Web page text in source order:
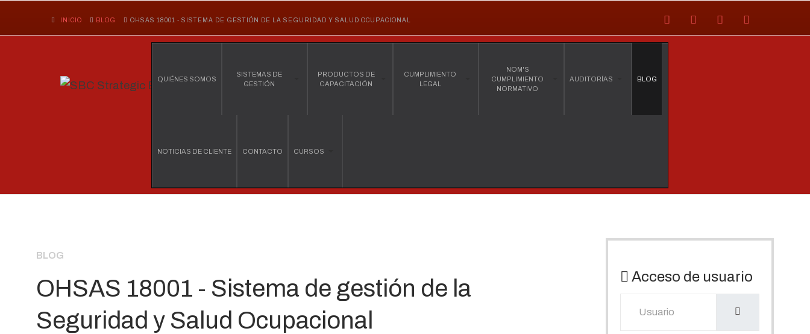
INICIO BLOG OHSAS 18001 - SISTEMA DE GESTIÓN DE LA SEGURIDAD Y SALUD OCUPACIONAL
QUIÉNES SOMOS
SISTEMAS DE
GESTIÓN
PRODUCTOS DE
CAPACITACIÓN
CUMPLIMIENTO
LEGAL
NOM'S
CUMPLIMIENTO
NORMATIVO
AUDITORÍAS BLOG
NOTICIAS DE CLIENTE CONTACTO CURSOS
BLOG
OHSAS 18001 - Sistema de gestión de la
Seguridad y Salud Ocupacional
Acceso de usuario